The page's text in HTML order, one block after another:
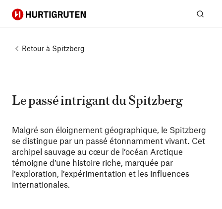
Hurtigruten
Retour à Spitzberg
Le passé intrigant du Spitzberg
Malgré son éloignement géographique, le Spitzberg
se distingue par un passé étonnamment vivant. Cet
archipel sauvage au cœur de l’océan Arctique
témoigne d’une histoire riche, marquée par
l’exploration, l’expérimentation et les influences
internationales.